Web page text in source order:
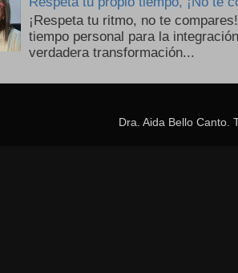
¡Respeta tu ritmo, no te
tiempo personal para la
verdadera transformación...
Dra. Aida Bello Canto.